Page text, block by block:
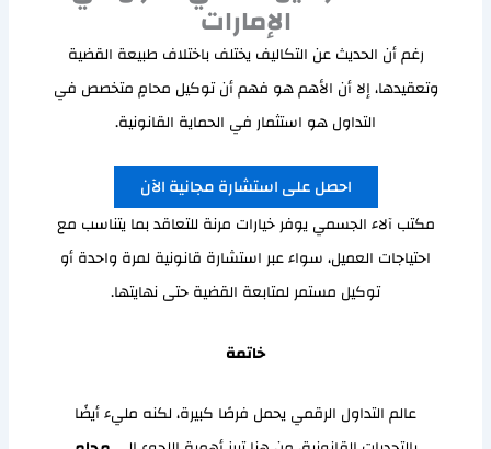
الإمارات
رغم أن الحديث عن التكاليف يختلف باختلاف طبيعة القضية
وتعقيدها، إلا أن الأهم هو فهم أن توكيل محامٍ متخصص في
التداول هو استثمار في الحماية القانونية.
احصل على استشارة مجانية الآن
مكتب آلاء الجسمي يوفر خيارات مرنة للتعاقد بما يتناسب مع
احتياجات العميل، سواء عبر استشارة قانونية لمرة واحدة أو
توكيل مستمر لمتابعة القضية حتى نهايتها.
خاتمة
عالم التداول الرقمي يحمل فرصًا كبيرة، لكنه مليء أيضًا